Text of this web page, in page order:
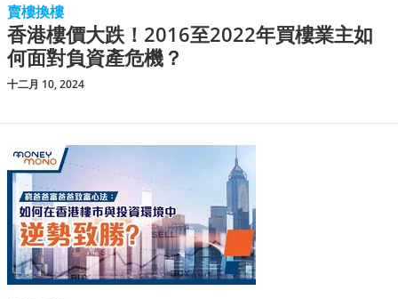
賣樓換樓
香港樓價大跌！2016至2022年買樓業主如
何面對負資產危機？
十二月 10, 2024